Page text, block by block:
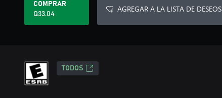
COMPRAR
Q33.04
AGREGAR A LA LISTA DE DESEOS
TODOS